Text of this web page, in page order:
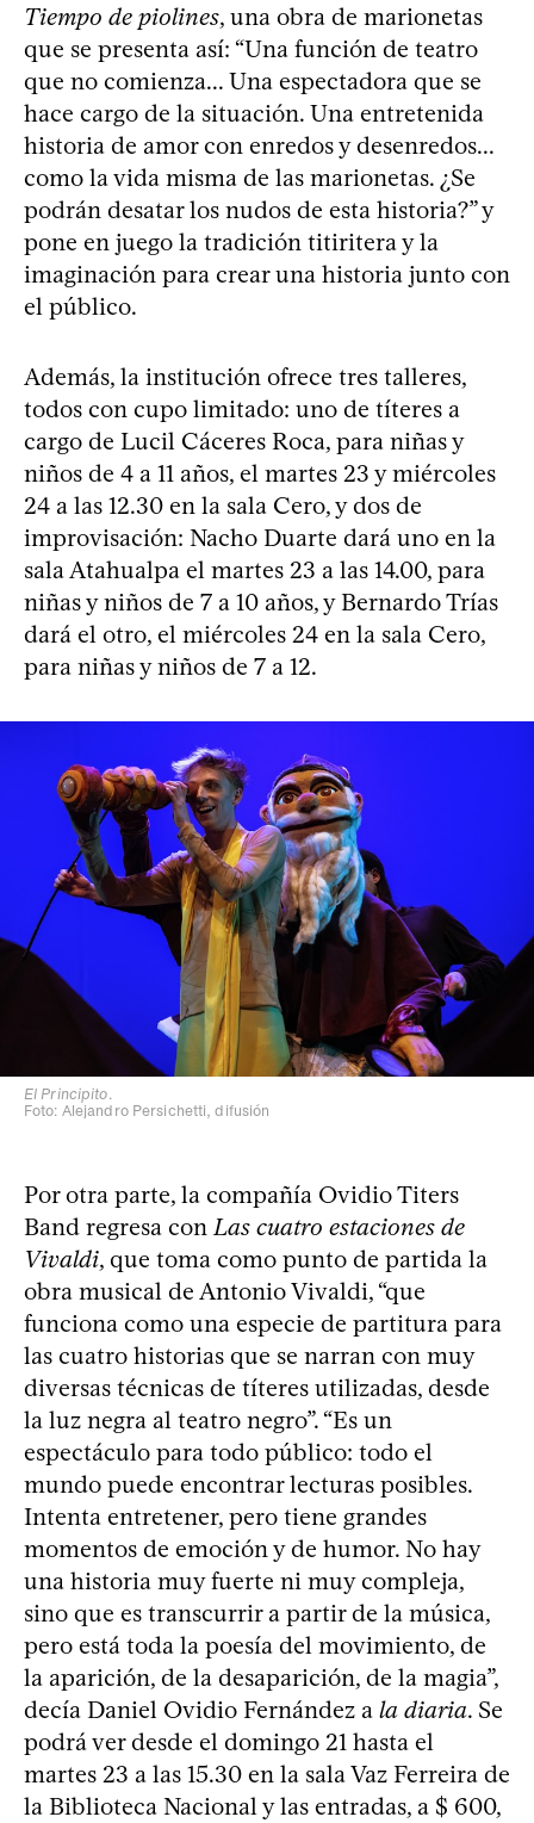
Tiempo de piolines, una obra de marionetas
que se presenta así: “Una función de teatro
que no comienza... Una espectadora que se
hace cargo de la situación. Una entretenida
historia de amor con enredos y desenredos...
como la vida misma de las marionetas. ¿Se
podrán desatar los nudos de esta historia?” y
pone en juego la tradición titiritera y la
imaginación para crear una historia junto con
el público.
Además, la institución ofrece tres talleres,
todos con cupo limitado: uno de títeres a
cargo de Lucil Cáceres Roca, para niñas y
niños de 4 a 11 años, el martes 23 y miércoles
24 a las 12.30 en la sala Cero, y dos de
improvisación: Nacho Duarte dará uno en la
sala Atahualpa el martes 23 a las 14.00, para
niñas y niños de 7 a 10 años, y Bernardo Trías
dará el otro, el miércoles 24 en la sala Cero,
para niñas y niños de 7 a 12.
El Principito.
Foto: Alejandro Persichetti, difusión
Por otra parte, la compañía Ovidio Titers
Band regresa conLas cuatro estaciones de
Vivaldi, que toma como punto de partida la
obra musical de Antonio Vivaldi, “que
funciona como una especie de partitura para
las cuatro historias que se narran con muy
diversas técnicas de títeres utilizadas, desde
la luz negra al teatro negro”. “Es un
espectáculo para todo público: todo el
mundo puede encontrar lecturas posibles.
Intenta entretener, pero tiene grandes
momentos de emoción y de humor. No hay
una historia muy fuerte ni muy compleja,
sino que es transcurrir a partir de la música,
pero está toda la poesía del movimiento, de
la aparición, de la desaparición, de la magia”,
decía Daniel Ovidio Fernández a la diaria. Se
podrá ver desde el domingo 21 hasta el
martes 23 a las 15.30 en la sala Vaz Ferreira de
la Biblioteca Nacional y las entradas, a $ 600,